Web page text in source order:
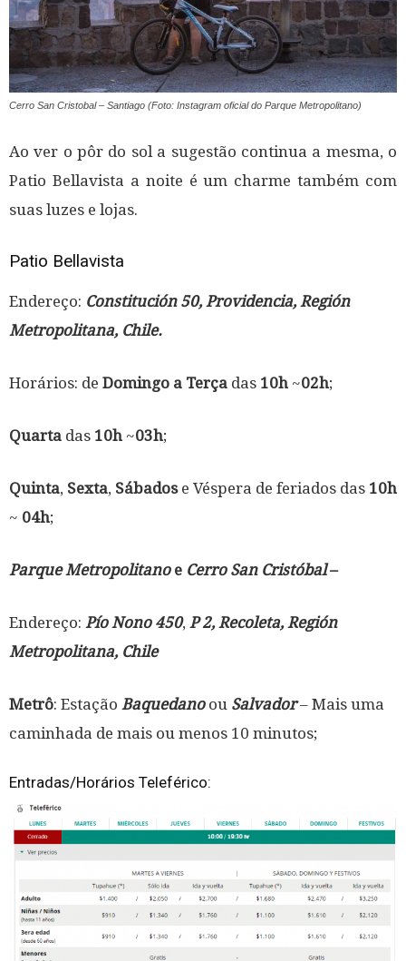
Cerro San Cristobal – Santiago (Foto: Instagram oficial do Parque Metropolitano)
Ao ver o pôr do sol a sugestão continua a mesma, o
Patio Bellavista a noite é um charme também com
suas luzes e lojas.
Patio Bellavista
Endereço: Constitución 50, Providencia, Región
Metropolitana, Chile.
Horários: de Domingo a Terça das 10h ~02h;
Quarta das 10h ~03h;
Quinta, Sexta, Sábadose Véspera de feriados das 10h
~ 04h;
Parque Metropolitanoe Cerro San Cristóbal–
Endereço: Pío Nono 450, P 2, Recoleta, Región
Metropolitana, Chile
Metrô: Estação Baquedano ou Salvador– Mais uma
caminhada de mais ou menos 10 minutos;
Entradas/Horários Teleférico: